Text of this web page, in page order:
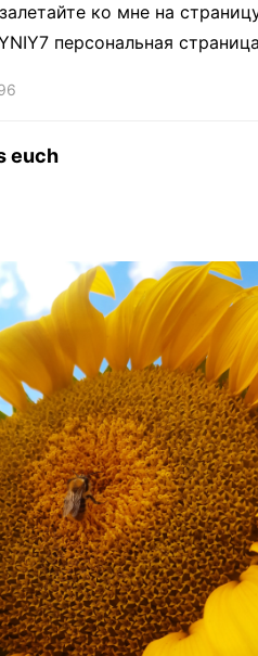
ко мне на
персональная
euch